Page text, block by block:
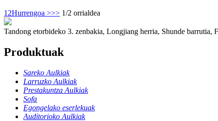
1 2Hurrengoa >>> 1/2 orrialdea
Tandong etorbideko 3. zenbakia, Longjiang herria, Shunde barrutia,
Produktuak
Sareko Aulkiak
Larruzko Aulkiak
Prestakuntza Aulkiak
Sofa
Egongelako eserlekuak
Auditorioko Aulkiak